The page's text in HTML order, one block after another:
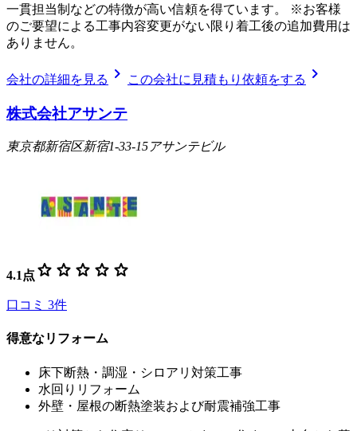
一貫担当制などの特徴が高い信頼を得ています。 ※お客様
のご要望による工事内容変更がない限り着工後の追加費用は
ありません。
会社の詳細を見る chevron_right この会社に見積もり依頼をする chevron_right
株式会社アサンテ
東京都新宿区新宿1-33-15アサンテビル
4.1 点 star star star star star
口コミ 3件
得意なリフォーム
床下断熱・調湿・シロアリ対策工事
水回りリフォーム
外壁・屋根の断熱塗装および耐震補強工事